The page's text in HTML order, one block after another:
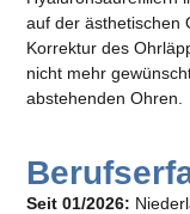
auf der ästhetischen
Korrektur des
nicht mehr
abstehenden Ohren.
Seit 01/2026: